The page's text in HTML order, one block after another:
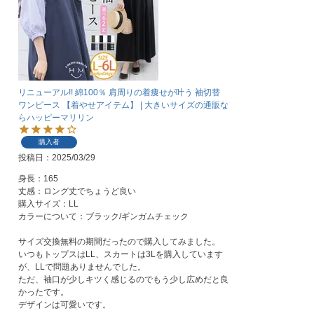
リニューアル!! 綿100％ 肩周りの着痩せが叶う 袖切替
ワンピース 【着やせアイテム】 | 大きいサイズの通販な
らハッピーマリリン
購入者
投稿日 2025/03/29
身長：165
丈感：ロング丈でちょうど良い
購入サイズ：LL
カラーについて：ブラック/ギンガムチェック
サイズ交換無料の期間だったので購入してみました。
いつもトップスはLL、スカートは3Lを購入しています
が、LLで問題ありませんでした。
ただ、袖口が少しキツく感じるのでもう少し広めだと良
かったです。
デザインは可愛いです。